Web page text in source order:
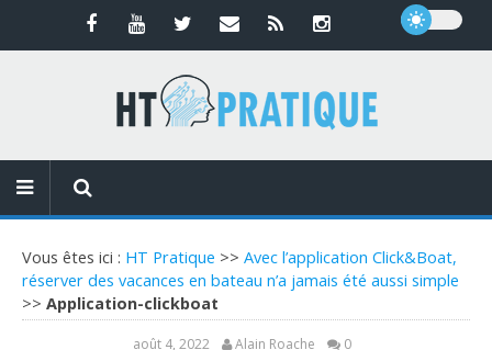
Vous êtes ici : HT Pratique >> Avec l’application Click&Boat,
réserver des vacances en bateau n’a jamais été aussi simple
>> Application-clickboat
août 4, 2022 Alain Roache 0